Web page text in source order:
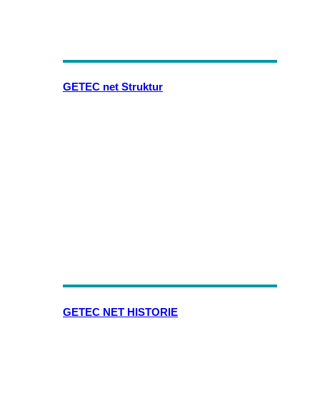
GETEC net Struktur
GETEC NET HISTORIE